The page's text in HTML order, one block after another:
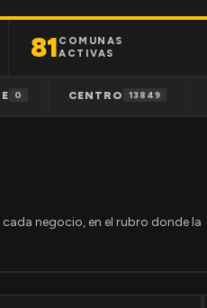
81COMUNAS
ACTIVAS
0 CENTRO 13849
negocio, en el rubro donde la